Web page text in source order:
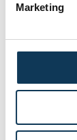
Marketing